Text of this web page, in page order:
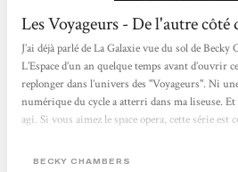
Les Voyageurs - De l'autre côté
J’ai déjà parlé de La Galaxie vue du sol de Becky
L’Espace d’un an quelque temps avant d’ouvrir
replonger dans l’univers des "Voyageurs". Ni
numérique du cycle a atterri dans ma liseuse.
agi. Si vous aimez le space opera, cette série est
chez vous après une journée pluvieuse. La base
BECKY CHAMBERS